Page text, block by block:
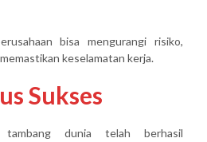
bisamengurangi risiko,
keselamatan kerja.
Sukses
tambang dunia telah berhasil